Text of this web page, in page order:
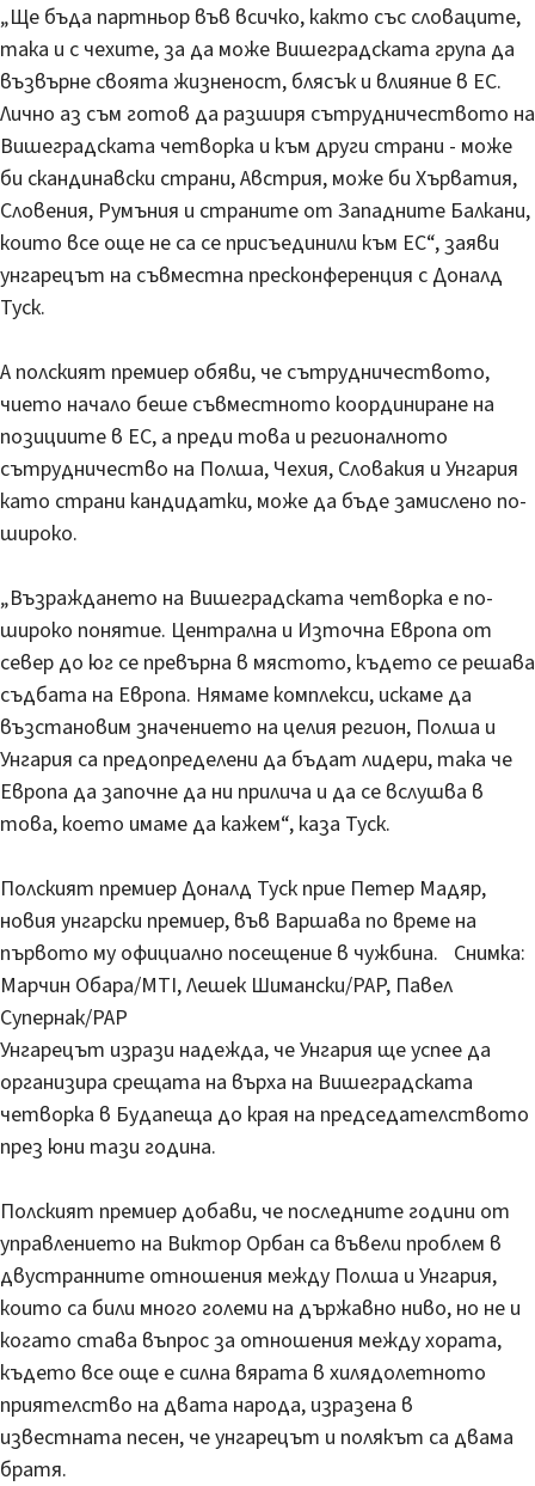
„Ще бъда партньор във всичко, както със словаците,
така и с чехите, за да може Вишеградската група да
възвърне своята жизненост, блясък и влияние в ЕС.
Лично аз съм готов да разширя сътрудничеството на
Вишеградската четворка и към други страни - може
би скандинавски страни, Австрия, може би Хърватия,
Словения, Румъния и страните от Западните Балкани,
които все още не са се присъединили към ЕС“, заяви
унгарецът на съвместна пресконференция с Доналд
Туск.
А полският премиер обяви, че сътрудничеството,
чието начало беше съвместното координиране на
позициите в ЕС, а преди това и регионалното
сътрудничество на Полша, Чехия, Словакия и Унгария
като страни кандидатки, може да бъде замислено по-
широко.
„Възраждането на Вишеградската четворка е по-
широко понятие. Централна и Източна Европа от
север до юг се превърна в мястото, където се решава
съдбата на Европа. Нямаме комплекси, искаме да
възстановим значението на целия регион, Полша и
Унгария са предопределени да бъдат лидери, така че
Европа да започне да ни прилича и да се вслушва в
това, което имаме да кажем“, каза Туск.
Полският премиер Доналд Туск прие Петер Мадяр,
новия унгарски премиер, във Варшава по време на
първото му официално посещение в чужбина. Снимка:
Марчин Обара/MTI, Лешек Шимански/PAP, Павел
Супернак/PAP
Унгарецът изрази надежда, че Унгария ще успее да
организира срещата на върха на Вишеградската
четворка в Будапеща до края на председателството
през юни тази година.
Полският премиер добави, че последните години от
управлението на Виктор Орбан са въвели проблем в
двустранните отношения между Полша и Унгария,
които са били много големи на държавно ниво, но не и
когато става въпрос за отношения между хората,
където все още е силна вярата в хилядолетното
приятелство на двата народа, изразена в
известната песен, че унгарецът и полякът са двама
братя.